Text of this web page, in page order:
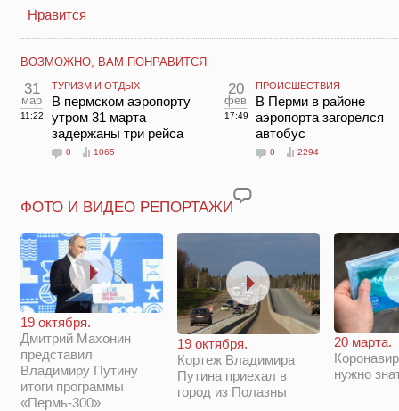
Нравится
ВОЗМОЖНО, ВАМ ПОНРАВИТСЯ
31
мар
11:22
ТУРИЗМ И ОТДЫХ
В пермском аэропорту
утром 31 марта
задержаны три рейса
0 1065
20
фев
17:49
ПРОИСШЕСТВИЯ
В Перми в районе
аэропорта загорелся
автобус
0 2294
ФОТО И ВИДЕО РЕПОРТАЖИ
19 октября.
Дмитрий Махонин
представил
Владимиру Путину
итоги программы
«Пермь-300»
19 октября.
Кортеж Владимира
Путина приехал в
город из Полазны
20 марта.
нужно